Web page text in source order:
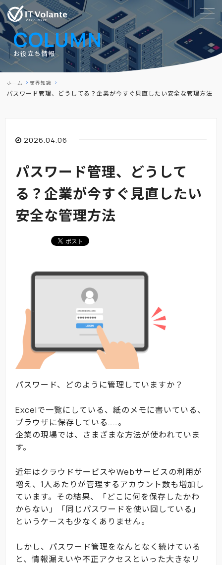
COLUMN
お役立ち情報
ホーム 業界知識
パスワード管理、どうしてる？企業が今すぐ見直したい安全な管理方法
2026.04.06
パスワード管理、どうして
る？企業が今すぐ見直したい
安全な管理方法
パスワード、どのように管理していますか？
Excelで一覧にしている、紙のメモに書いている、
ブラウザに保存している……。
企業の現場では、さまざまな方法が使われていま
す。
近年はクラウドサービスやWebサービスの利用が
増え、1人あたりが管理するアカウント数も増加し
ています。その結果、「どこに何を保存したかわ
からない」「同じパスワードを使い回している」
というケースも少なくありません。
しかし、パスワード管理をなんとなく続けている
と、情報漏えいや不正アクセスといった大きなリ